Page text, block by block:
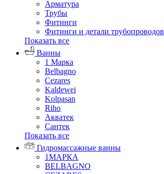
Арматура
Трубы
Фитинги
Фитинги и детали трубопроводов
Показать все
Ванны
1 Марка
Belbagno
Cezares
Kaldewei
Kolpasan
Riho
Акватек
Сантек
Показать все
Гидромассажные ванны
1МАРКА
BELBAGNO